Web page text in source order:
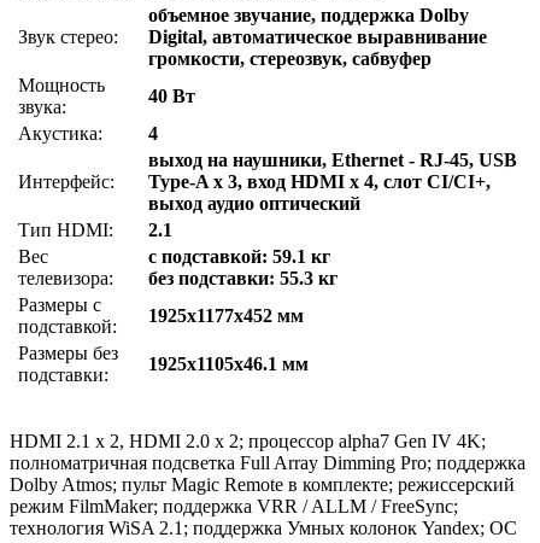
Звук стерео:
объемное звучание, поддержка Dolby
Digital, автоматическое выравнивание
громкости, стереозвук, сабвуфер
Мощность
звука:
40 Вт
Акустика:
4
Интерфейс:
выход на наушники, Ethernet - RJ-45, USB
Type-A x 3, вход HDMI x 4, слот CI/CI+,
выход аудио оптический
Тип HDMI:
2.1
Вес
телевизора:
с подставкой: 59.1 кг
без подставки: 55.3 кг
Размеры с
подставкой:
1925x1177x452 мм
Размеры без
подставки:
1925x1105x46.1 мм
HDMI 2.1 x 2, HDMI 2.0 x 2; процессор alpha7 Gen IV 4K;
полноматричная подсветка Full Array Dimming Pro; поддержка
Dolby Atmos; пульт Magic Remote в комплекте; режиссерский
режим FilmMaker; поддержка VRR / ALLM / FreeSync;
технология WiSA 2.1; поддержка Умных колонок Yandex; ОС